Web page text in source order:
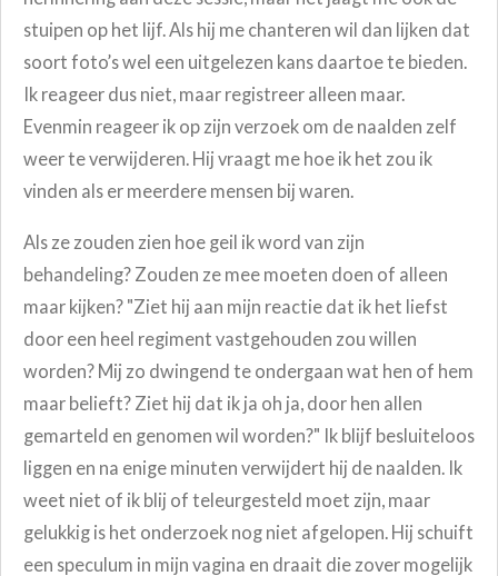
stuipen op het lijf. Als hij me chanteren wil dan lijken dat
soort foto’s wel een uitgelezen kans daartoe te bieden.
Ik reageer dus niet, maar registreer alleen maar.
Evenmin reageer ik op zijn verzoek om de naalden zelf
weer te verwijderen. Hij vraagt me hoe ik het zou ik
vinden als er meerdere mensen bij waren.
Als ze zouden zien hoe geil ik word van zijn
behandeling? Zouden ze mee moeten doen of alleen
maar kijken? "Ziet hij aan mijn reactie dat ik het liefst
door een heel regiment vastgehouden zou willen
worden? Mij zo dwingend te ondergaan wat hen of hem
maar belieft? Ziet hij dat ik ja oh ja, door hen allen
gemarteld en genomen wil worden?" Ik blijf besluiteloos
liggen en na enige minuten verwijdert hij de naalden. Ik
weet niet of ik blij of teleurgesteld moet zijn, maar
gelukkig is het onderzoek nog niet afgelopen. Hij schuift
een speculum in mijn vagina en draait die zover mogelijk